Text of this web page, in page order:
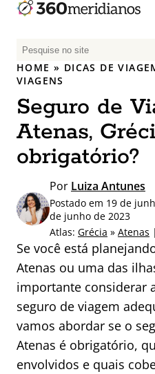
P
e
s
q
u
i
a
p
o
:
HOME » DICAS DE
VIAGENS
Seguro de
Atenas,
obrigatório?
Por Luiza Antunes
Postado em 19 de
de junho de 2023
Atlas: Grécia » Atenas
Se você está
Atenas ou uma das
importante considerar
seguro de viagem
vamos abordar se o
Atenas é obrigatório,
envolvidos e quais